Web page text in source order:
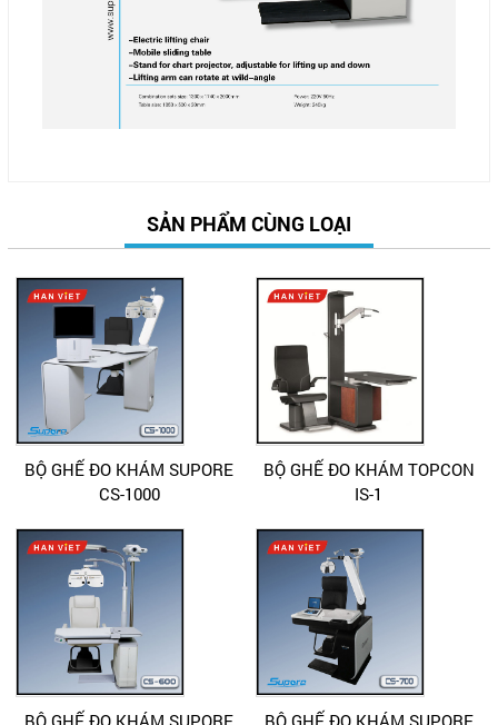
SẢN PHẨM CÙNG LOẠI
BỘ GHẾ ĐO KHÁM SUPORE
CS-1000
BỘ GHẾ ĐO KHÁM TOPCON
IS-1
BỘ GHẾ ĐO KHÁM SUPORE
BỘ GHẾ ĐO KHÁM SUPORE